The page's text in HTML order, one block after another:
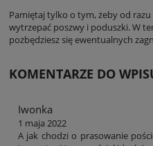
Pamiętaj tylko o tym, żeby od
wytrzepać poszwy i poduszki. W
pozbędziesz się ewentualnych
KOMENTARZE DO
Iwonka
1 maja 2022
A jak chodzi o prasowanie